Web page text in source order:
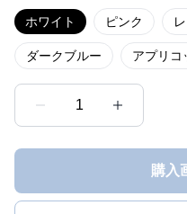
ホワイト ピンク
ダークブルー アプリコ
1
購入